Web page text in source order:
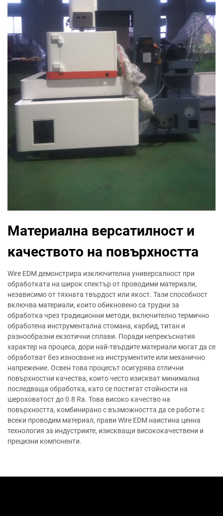
Материална версатилност и
качеството на повърхността
Wire EDM демонстрира изключителна универсалност при
обработката на широк спектър от проводими материали,
независимо от тяхната твърдост или якост. Тази способност
включва материали, които обикновено са трудни за
обработка чрез традиционни методи, включително термично
обработена инструментална стомана, карбид, титан и
разнообразни екзотични сплави. Поради непрекъснатия
характер на процеса, дори най-твърдите материали могат да се
обработват без износване на инструментите или механично
напрежение. Освен това процесът осигурява отлични
повърхностни качества, които често изискват минимална
последваща обработка, като се постигат стойности на
шероховатост до 0.8 Ra. Това високо качество на
повърхността, комбинирано с възможността да се работи с
всеки проводим материал, прави Wire EDM наистина ценна
технология за индустриите, изискващи висококачествени и
прецизни компоненти.